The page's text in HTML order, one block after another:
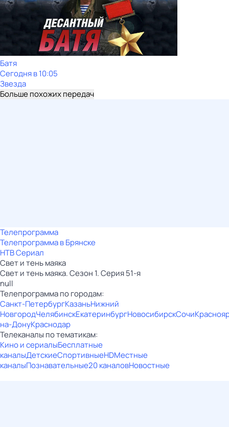
Батя
Сегодня в 10:05
Звезда
Больше похожих передач
Телепрограмма
Телепрограмма в Брянске
НТВ Сериал
Свет и тень маяка
Свет и тень маяка. Сезон 1. Серия 51-я
null
Телепрограмма по городам:
Санкт-ПетербургКазаньНижний
НовгородЧелябинскЕкатеринбургНовосибирскСочи
на-ДонуКраснодар
Телеканалы по тематикам:
Кино и сериалыБесплатные
каналыДетскиеСпортивныеHDМестные
каналыПознавательные20 каналовНовостные